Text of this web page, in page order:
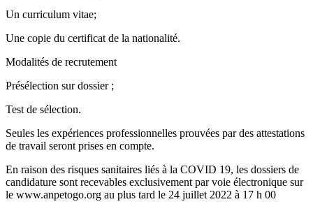
Un curriculum vitae;
Une copie du certificat de la nationalité.
Modalités de recrutement
Présélection sur dossier ;
Test de sélection.
Seules les expériences professionnelles prouvées par des attestations
de travail seront prises en compte.
En raison des risques sanitaires liés à la COVID 19, les dossiers de
candidature sont recevables exclusivement par voie électronique sur
le www.anpetogo.org au plus tard le 24 juillet 2022 à 17 h 00